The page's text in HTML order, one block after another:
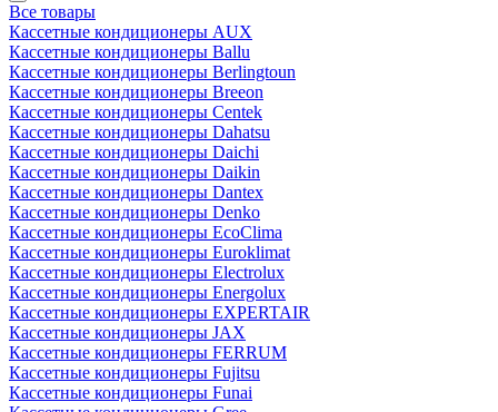
Все товары
Кассетные кондиционеры AUX
Кассетные кондиционеры Ballu
Кассетные кондиционеры Berlingtoun
Кассетные кондиционеры Breeon
Кассетные кондиционеры Centek
Кассетные кондиционеры Dahatsu
Кассетные кондиционеры Daichi
Кассетные кондиционеры Daikin
Кассетные кондиционеры Dantex
Кассетные кондиционеры Denko
Кассетные кондиционеры EcoClima
Кассетные кондиционеры Euroklimat
Кассетные кондиционеры Electrolux
Кассетные кондиционеры Energolux
Кассетные кондиционеры EXPERTAIR
Кассетные кондиционеры JAX
Кассетные кондиционеры FERRUM
Кассетные кондиционеры Fujitsu
Кассетные кондиционеры Funai